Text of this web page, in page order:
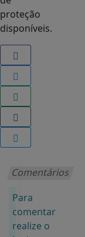
proteção
disponíveis.
Comentários
Para
comentar
realize o